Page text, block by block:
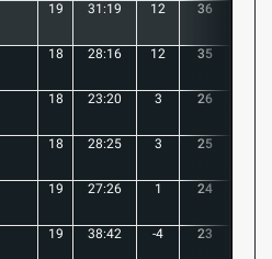
19 31:19 12 36
18 28:16 12 35
18 23:20 3 26
18 28:25 3 25
19 27:26 1 24
19 38:42 -4 23